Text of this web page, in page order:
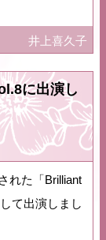
井上喜久子
に出演し
れた「Brilliant
て出演しまし